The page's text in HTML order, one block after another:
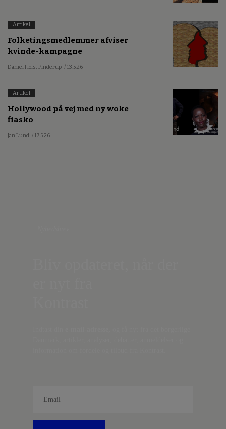
Artikel
Folketingsmedlemmer afviser
kvinde-kampagne
Daniel Holst Pinderup / 13.5.26
Artikel
Hollywood på vej med ny woke
fiasko
Jan Lund / 17.5.26